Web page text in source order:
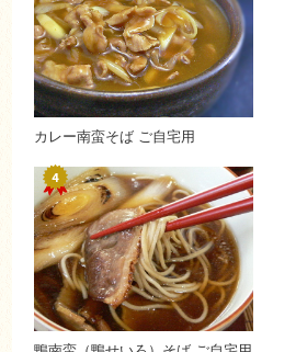
カレー南蛮そば ご自宅用